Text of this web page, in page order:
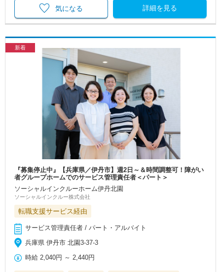
詳細を見る
気になる
新着
『募集停止中』【兵庫県／伊丹市】週2日～＆時間調整可！障がい
者グループホームでのサービス管理責任者＜パート＞
ソーシャルインクルーホーム伊丹北園
ソーシャルインクルー株式会社
転職支援サービス経由
サービス管理責任者 / パート・アルバイト
兵庫県 伊丹市 北園3-37-3
時給 2,040円 ～ 2,440円